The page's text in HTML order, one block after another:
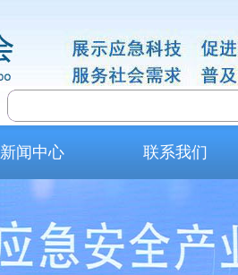
新闻中心 联系我们